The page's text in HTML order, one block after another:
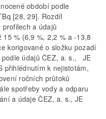
období podle
[28, 29]. Rozdíl
a údajů
% (6,9 %, 2,2 % a -13,8
korigované o složku pozadí
podle údajů ČEZ, a. s., JE
přihlédnutím k nejistotám,
ročních průtoků
spotřeby vody a odparu
a údaje ČEZ, a. s., JE